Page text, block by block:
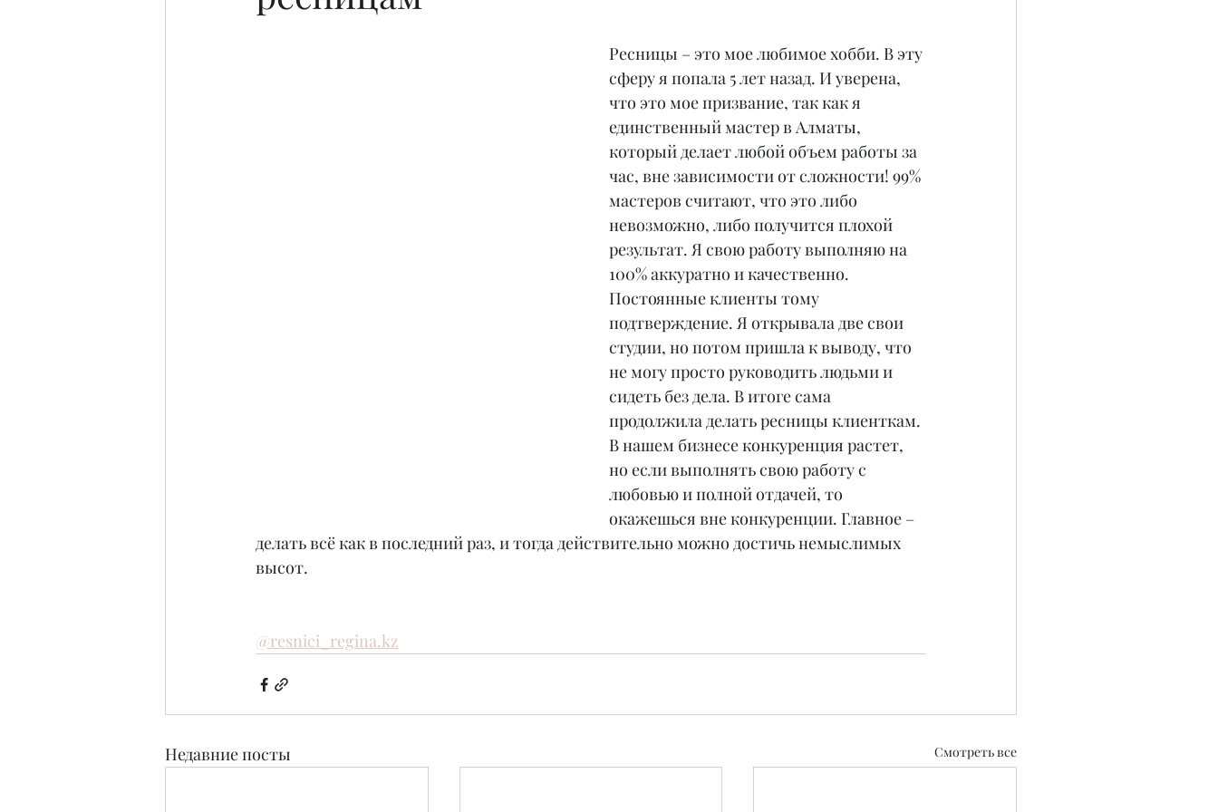
Ресницы – это мое любимое хобби. В эту
сферу я попала 5 лет назад. И уверена,
что это мое призвание, так как я
единственный мастер в Алматы,
который делает любой объем работы за
час, вне зависимости от сложности! 99%
мастеров считают, что это либо
невозможно, либо получится плохой
результат. Я свою работу выполняю на
100% аккуратно и качественно.
Постоянные клиенты тому
подтверждение. Я открывала две свои
студии, но потом пришла к выводу, что
не могу просто руководить людьми и
сидеть без дела. В итоге сама
продолжила делать ресницы клиенткам.
В нашем бизнесе конкуренция растет,
но если выполнять свою работу с
любовью и полной отдачей, то
окажешься вне конкуренции. Главное –
делать всё как в последний раз, и тогда действительно можно достичь немыслимых
высот.
@resnici_regina.kz
Недавние посты Смотреть все